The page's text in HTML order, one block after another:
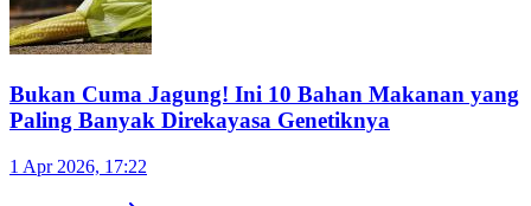
Bukan Cuma Jagung! Ini 10 Bahan Makanan yang
Paling Banyak Direkayasa Genetiknya
1 Apr 2026, 17:22